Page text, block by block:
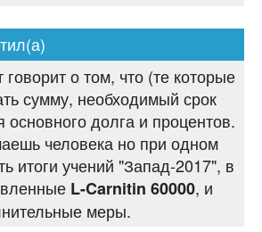
о том, что (те которые
сумму, необходимый срок
долга и процентов.
человека но при одном
итоги учений "Запад-2017", в
L-Carnitin 60000, и
меры.